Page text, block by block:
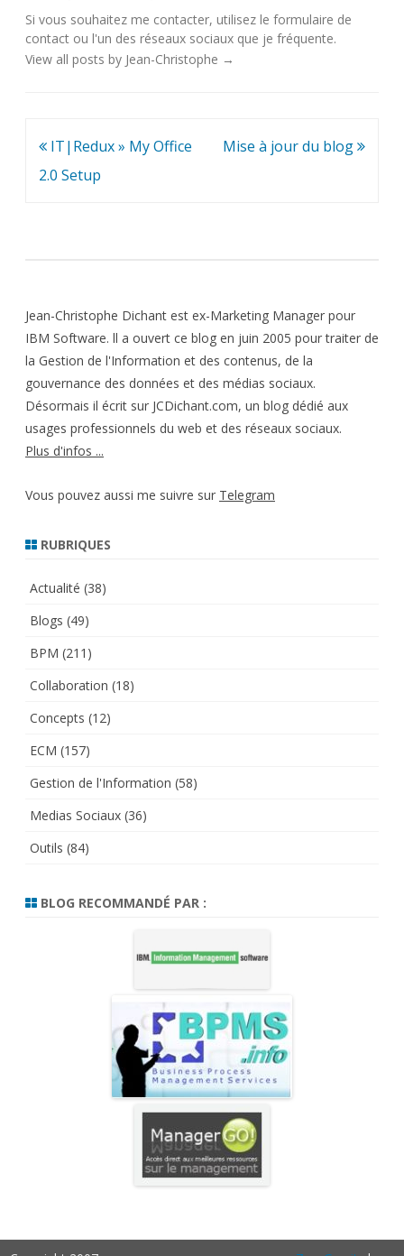
Si vous souhaitez me contacter, utilisez le formulaire de
contact ou l'un des réseaux sociaux que je fréquente.
View all posts by Jean-Christophe →
Navigation
de
IT|Redux » My Office
2.0 Setup
Mise à jour du blog
Jean-Christophe Dichant est ex-Marketing Manager pour
IBM Software. ll a ouvert ce blog en juin 2005 pour traiter de
la Gestion de l'Information et des contenus, de la
gouvernance des données et des médias sociaux.
Désormais il écrit sur JCDichant.com, un blog dédié aux
usages professionnels du web et des réseaux sociaux.
Plus d'infos ...
Vous pouvez aussi me suivre sur Telegram
RUBRIQUES
Actualité (38)
Blogs (49)
BPM (211)
Collaboration (18)
Concepts (12)
ECM (157)
Gestion de l'Information (58)
Medias Sociaux (36)
Outils (84)
BLOG RECOMMANDÉ PAR :